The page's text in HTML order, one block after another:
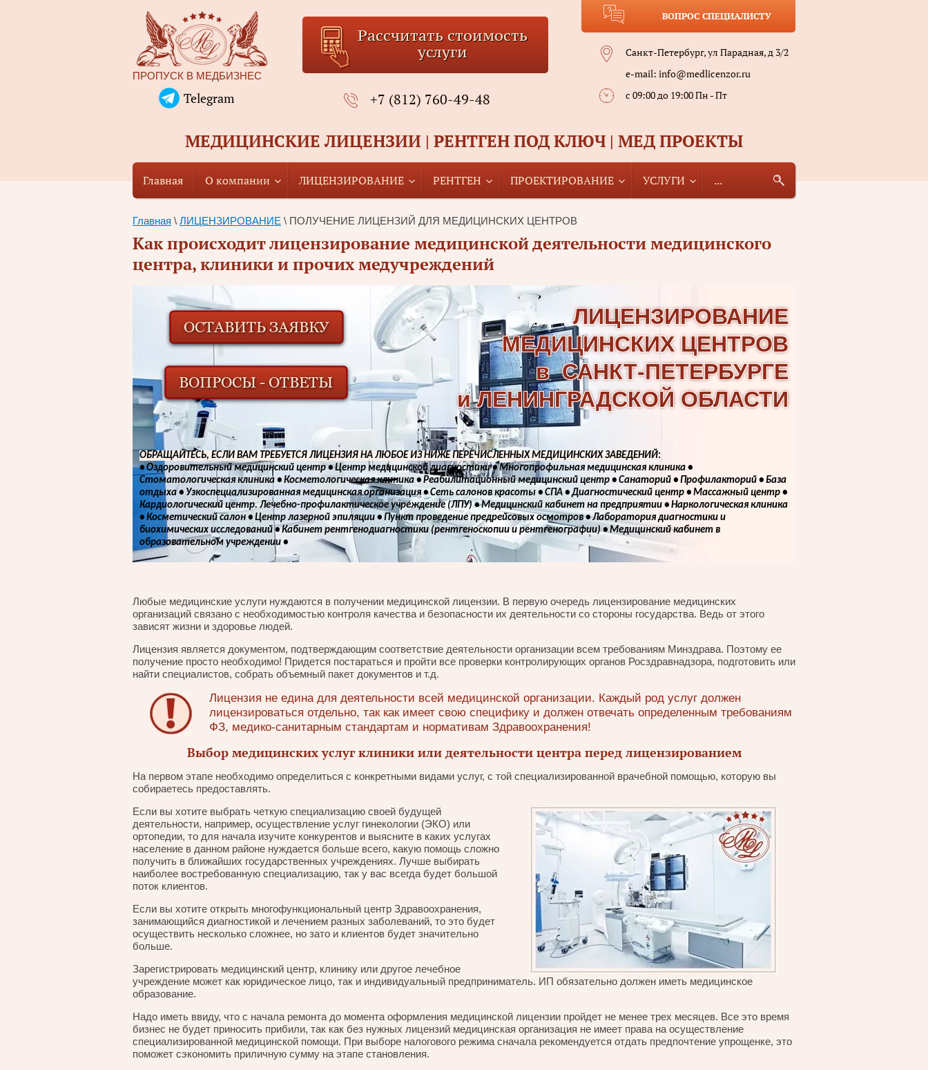
ВОПРОС СПЕЦИАЛИСТУ
ПРОПУСК В МЕДБИЗНЕС
Telegram
Рассчитать стоимость
услуги
+7 (812) 760-49-48
Санкт-Петербург, ул Парадная, д 3/2
e-mail: info@medlicenzor.ru
с 09:00 до 19:00 Пн - Пт
МЕДИЦИНСКИЕ ЛИЦЕНЗИИ | РЕНТГЕН ПОД КЛЮЧ | МЕД ПРОЕКТЫ
Главная О компании ЛИЦЕНЗИРОВАНИЕ РЕНТГЕН ПРОЕКТИРОВАНИЕ УСЛУГИ ...
Главная \ ЛИЦЕНЗИРОВАНИЕ \ ПОЛУЧЕНИЕ ЛИЦЕНЗИЙ ДЛЯ МЕДИЦИНСКИХ ЦЕНТРОВ
Как происходит лицензирование медицинской деятельности медицинского
центра, клиники и прочих медучреждений
ЛИЦЕНЗИРОВАНИЕ
МЕДИЦИНСКИХ ЦЕНТРОВ
в САНКТ-ПЕТЕРБУРГЕ
и ЛЕНИНГРАДСКОЙ ОБЛАСТИ
ОБРАЩАЙТЕСЬ, ЕСЛИ ВАМ ТРЕБУЕТСЯ ЛИЦЕНЗИЯ НА ЛЮБОЕ ИЗ НИЖЕ ПЕРЕЧИСЛЕННЫХ МЕДИЦИНСКИХ ЗАВЕДЕНИЙ:
• Оздоровительный медицинский центр • Центр медицинской диагностики • Многопрофильная медицинская клиника •
Стоматологическая клиника • Косметологическая клиника • Реабилитационный медицинский центр • Санаторий • Профилакторий • База
отдыха • Узкоспециализированная медицинская организация • Сеть салонов красоты • СПА • Диагностический центр • Массажный центр •
Кардиологический центр. Лечебно-профилактическое учреждение (ЛПУ) • Медицинский кабинет на предприятии • Наркологическая клиника
• Косметический салон • Центр лазерной эпиляции • Пункт проведение предрейсовых осмотров • Лаборатория диагностики и
биохимических исследований • Кабинет рентгенодиагностики (рентгеноскопии и рентгенографии) • Медицинский кабинет в
образовательном учреждении •
Любые медицинские услуги нуждаются в получении медицинской лицензии. В первую очередь лицензирование медицинских
организаций связано с необходимостью контроля качества и безопасности их деятельности со стороны государства. Ведь от этого
зависят жизни и здоровье людей.
Лицензия является документом, подтверждающим соответствие деятельности организации всем требованиям Минздрава. Поэтому ее
получение просто необходимо! Придется постараться и пройти все проверки контролирующих органов Росздравнадзора, подготовить или
найти специалистов, собрать объемный пакет документов и т.д.
Лицензия не едина для деятельности всей медицинской организации. Каждый род услуг должен
лицензироваться отдельно, так как имеет свою специфику и должен отвечать определенным требованиям
ФЗ, медико-санитарным стандартам и нормативам Здравоохранения!
Выбор медицинских услуг клиники или деятельности центра перед лицензированием
На первом этапе необходимо определиться с конкретными видами услуг, с той специализированной врачебной помощью, которую вы
собираетесь предоставлять.
Если вы хотите выбрать четкую специализацию своей будущей
деятельности, например, осуществление услуг гинекологии (ЭКО) или
ортопедии, то для начала изучите конкурентов и выясните в каких услугах
население в данном районе нуждается больше всего, какую помощь сложно
получить в ближайших государственных учреждениях. Лучше выбирать
наиболее востребованную специализацию, так у вас всегда будет большой
поток клиентов.
Если вы хотите открыть многофункциональный центр Здравоохранения,
занимающийся диагностикой и лечением разных заболеваний, то это будет
осуществить несколько сложнее, но зато и клиентов будет значительно
больше.
Зарегистрировать медицинский центр, клинику или другое лечебное
учреждение может как юридическое лицо, так и индивидуальный предприниматель. ИП обязательно должен иметь медицинское
образование.
Надо иметь ввиду, что с начала ремонта до момента оформления медицинской лицензии пройдет не менее трех месяцев. Все это время
бизнес не будет приносить прибили, так как без нужных лицензий медицинская организация не имеет права на осуществление
специализированной медицинской помощи. При выборе налогового режима сначала рекомендуется отдать предпочтение упрощенке, это
поможет сэкономить приличную сумму на этапе становления.